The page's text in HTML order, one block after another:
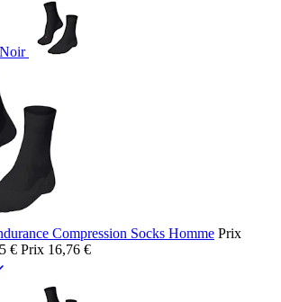
Compression Socks Homme Prix
€ Prix 16,76 €